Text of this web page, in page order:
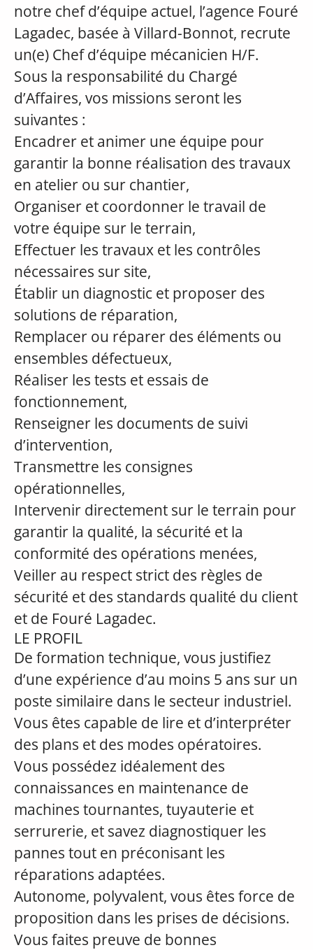
notre chef d’équipe actuel, l’agence Fouré
Lagadec, basée à Villard-Bonnot, recrute
un(e) Chef d’équipe mécanicien H/F.
Sous la responsabilité du Chargé
d’Affaires, vos missions seront les
suivantes :
Encadrer et animer une équipe pour
garantir la bonne réalisation des travaux
en atelier ou sur chantier,
Organiser et coordonner le travail de
votre équipe sur le terrain,
Effectuer les travaux et les contrôles
nécessaires sur site,
Établir un diagnostic et proposer des
solutions de réparation,
Remplacer ou réparer des éléments ou
ensembles défectueux,
Réaliser les tests et essais de
fonctionnement,
Renseigner les documents de suivi
d’intervention,
Transmettre les consignes
opérationnelles,
Intervenir directement sur le terrain pour
garantir la qualité, la sécurité et la
conformité des opérations menées,
Veiller au respect strict des règles de
sécurité et des standards qualité du client
et de Fouré Lagadec.
LE PROFIL
De formation technique, vous justifiez
d’une expérience d’au moins 5 ans sur un
poste similaire dans le secteur industriel.
Vous êtes capable de lire et d’interpréter
des plans et des modes opératoires.
Vous possédez idéalement des
connaissances en maintenance de
machines tournantes, tuyauterie et
serrurerie, et savez diagnostiquer les
pannes tout en préconisant les
réparations adaptées.
Autonome, polyvalent, vous êtes force de
proposition dans les prises de décisions.
Vous faites preuve de bonnes